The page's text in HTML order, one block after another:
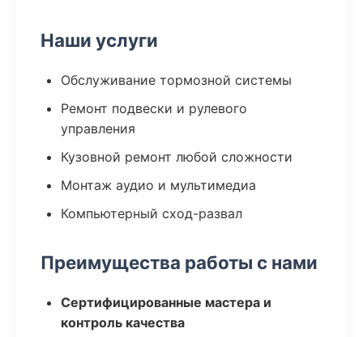
Наши услуги
Обслуживание тормозной системы
Ремонт подвески и рулевого
управления
Кузовной ремонт любой сложности
Монтаж аудио и мультимедиа
Компьютерный сход-развал
Преимущества работы с нами
Сертифицированные мастера и
контроль качества